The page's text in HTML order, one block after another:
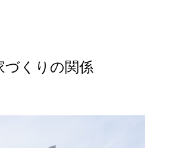
づくりの関係